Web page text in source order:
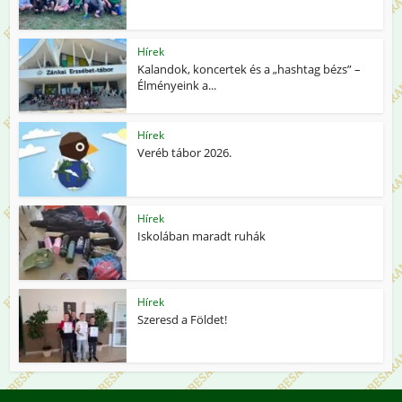
Hírek
Kalandok, koncertek és a „hashtag bézs” –
Élményeink a...
Hírek
Veréb tábor 2026.
Hírek
Iskolában maradt ruhák
Hírek
Szeresd a Földet!